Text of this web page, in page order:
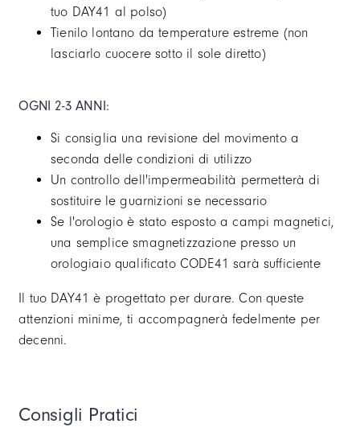
tuo DAY41 al polso)
Tienilo lontano da temperature estreme (non
lasciarlo cuocere sotto il sole diretto)
OGNI 2-3 ANNI:
Si consiglia una revisione del movimento a
seconda delle condizioni di utilizzo
Un controllo dell'impermeabilità permetterà di
sostituire le guarnizioni se necessario
Se l'orologio è stato esposto a campi magnetici,
una semplice smagnetizzazione presso un
orologiaio qualificato CODE41 sarà sufficiente
Il tuo DAY41 è progettato per durare. Con queste
attenzioni minime, ti accompagnerà fedelmente per
decenni.
Consigli Pratici